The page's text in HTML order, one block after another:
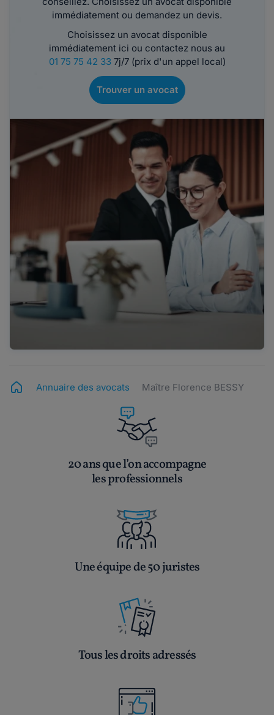
immédiatement ou demandez un devis.
Choisissez un avocat disponible
immédiatement ici ou contactez nous au
01 75 75 42 337j/7 (prix d'un appel local)
Trouver un avocat
Annuaire des avocats Maître Florence BESSY
20 ans que l’on accompagne
les professionnels
Une équipe de 50 juristes
Tous les droits adressés